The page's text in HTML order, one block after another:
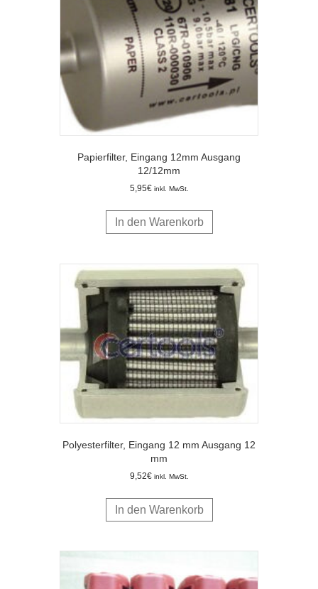
Papierfilter, Eingang 12mm Ausgang
12/12mm
5,95€ inkl. MwSt.
In den Warenkorb
Polyesterfilter, Eingang 12 mm Ausgang 12
mm
9,52€ inkl. MwSt.
In den Warenkorb